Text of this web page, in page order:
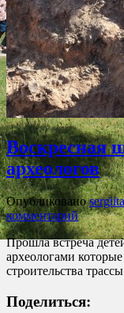
Воскресная
археологов
Опубликовано
комментарий
Прошла встреча
археологами
строительства
Поделиться: